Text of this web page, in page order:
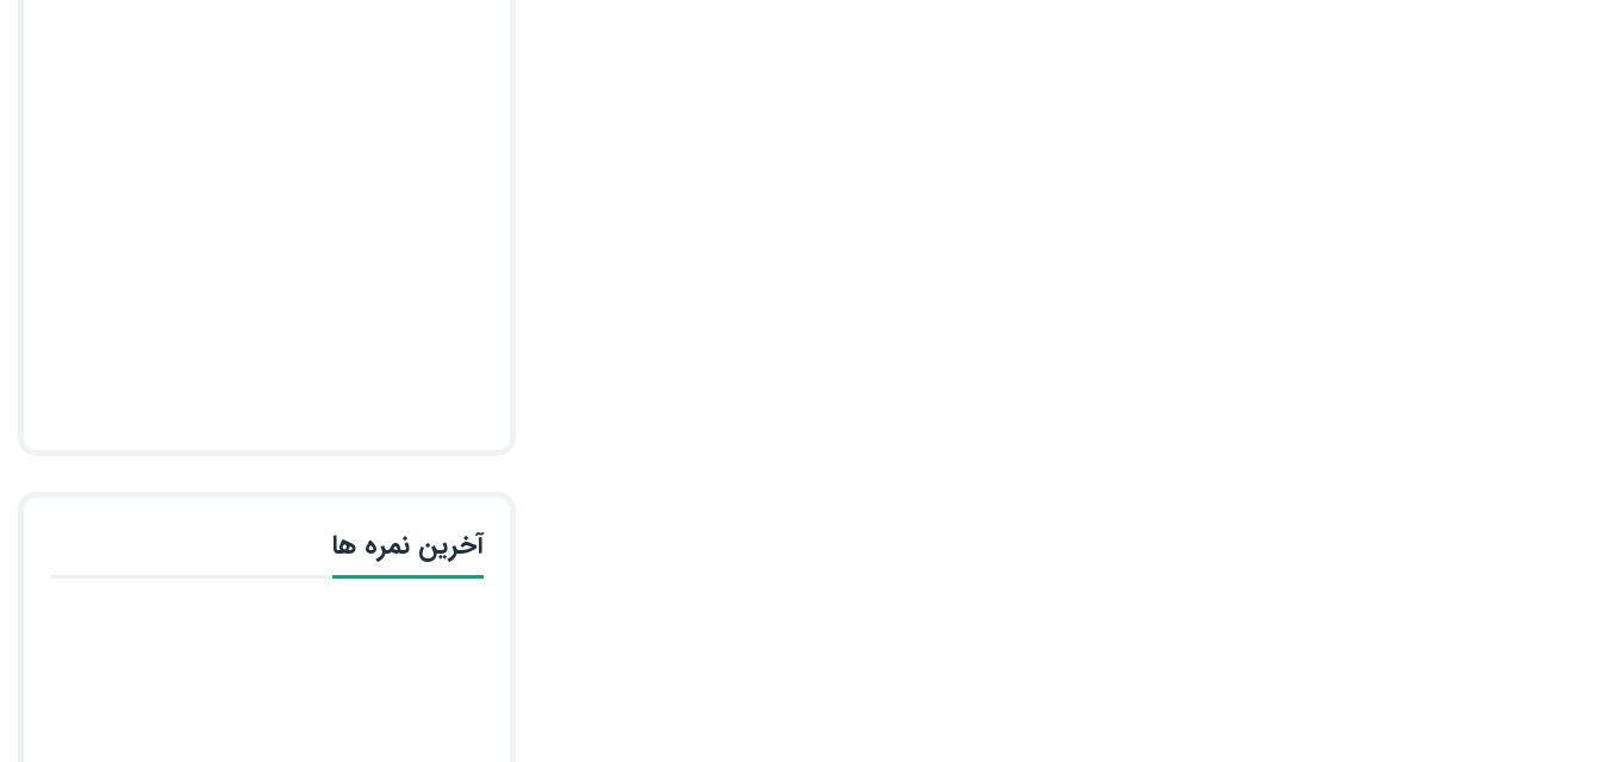
آخرین نمره ها